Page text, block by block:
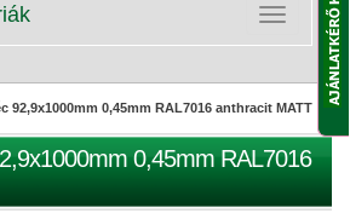
Kategóriák
lenyitása
92,9x1000mm 0,45mm RAL7016 anthracit MATT
0,45mm RAL7016